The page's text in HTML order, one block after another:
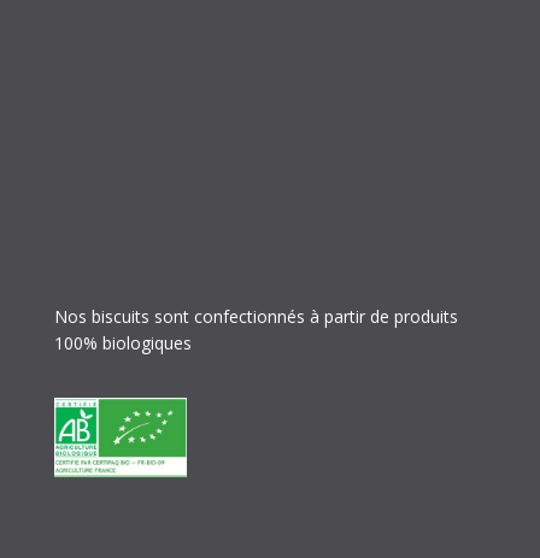
Nos biscuits sont confectionnés à partir de produits
100% biologiques